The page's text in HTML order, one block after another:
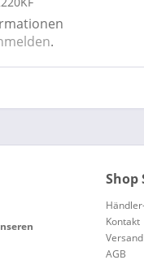
.
Shop
Kontakt
AGB